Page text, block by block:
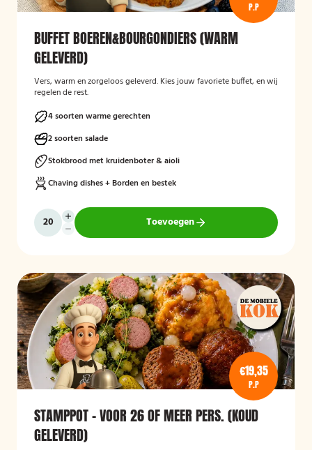
P.P
BUFFET BOEREN&BOURGONDIERS (WARM
GELEVERD)
Vers, warm en zorgeloos geleverd. Kies jouw favoriete buffet, en wij
regelen de rest.
4 soorten warme gerechten
2 soorten salade
Stokbrood met kruidenboter & aioli
Chaving dishes + Borden en bestek
Toevoegen
€19,35
P.P
STAMPPOT - VOOR 26 OF MEER PERS. (KOUD
GELEVERD)